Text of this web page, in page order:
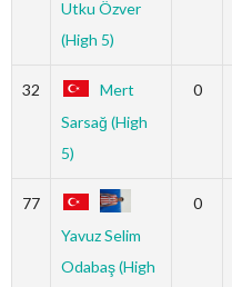
Utku Özver
(High 5)
32
Mert
Sarsağ (High
5)
0
77
Yavuz Selim
Odabaş (High
0